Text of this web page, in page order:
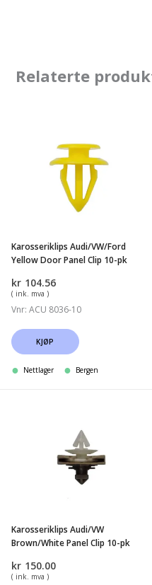
Relaterte
Audi/VW/Ford
pk
Karosseriklips Audi/VW/Ford
Yellow Door Panel Clip 10-pk
kr 104.56
( ink. mva )
Vnr: ACU 8036-10
KJØP
Nettlager Bergen
Brown/White
Karosseriklips Audi/VW
Brown/White Panel Clip 10-pk
kr 150.00
( ink. mva )